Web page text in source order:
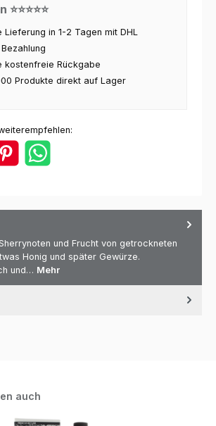
Lieferung in 1-2 Tagen mit DHL
kostenfreie Rückgabe
Produkte direkt auf Lager
und Frucht von getrockneten
Honig und später Gewürze.
und… Mehr
auch